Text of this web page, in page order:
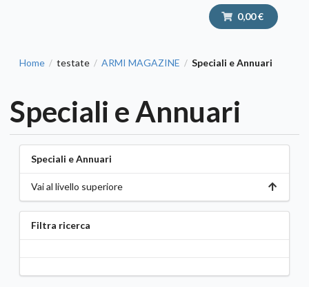
0,00 €
Home / testate / ARMI MAGAZINE / Speciali e Annuari
Speciali e Annuari
Speciali e Annuari
Vai al livello superiore
Filtra ricerca